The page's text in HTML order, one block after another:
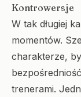
Kontrowersje
W tak długiej
momentów.
charakterze,
trenerami.